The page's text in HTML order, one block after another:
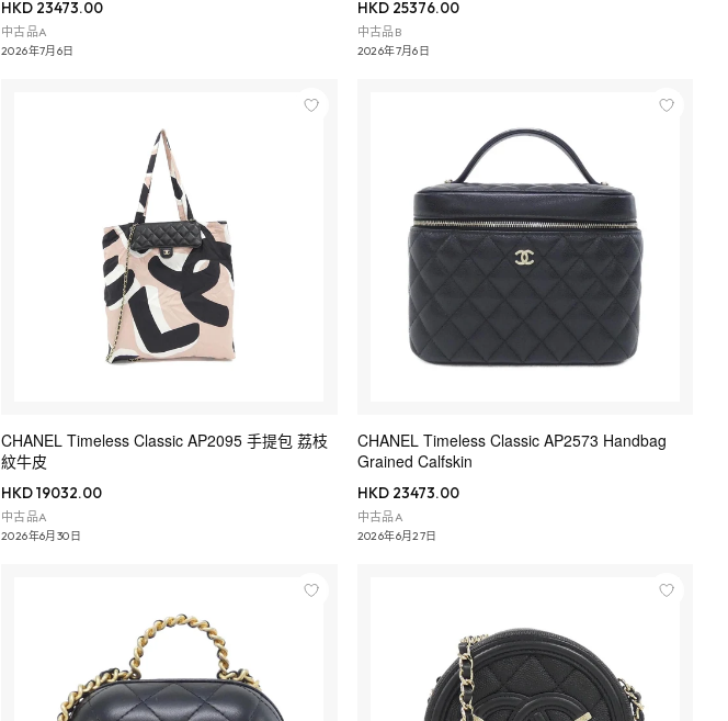
HKD 23473.00
中古品A
2026年7月6日
HKD 25376.00
中古品B
2026年7月6日
CHANEL Timeless Classic AP2095 手提包 荔枝
紋牛皮
HKD 19032.00
中古品A
2026年6月30日
CHANEL Timeless Classic AP2573 Handbag
Grained Calfskin
HKD 23473.00
中古品A
2026年6月27日